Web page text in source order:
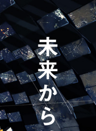
未
来
か
ら
は
逃
MENU